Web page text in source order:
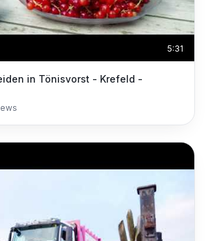
5:31
in Tönisvorst - Krefeld -